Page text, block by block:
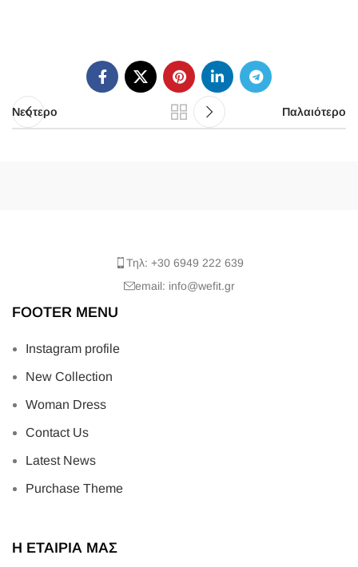
Νεότερο Παλαιότερο
Τηλ: +30 6949 222 639
email: info@wefit.gr
FOOTER MENU
Instagram profile
New Collection
Woman Dress
Contact Us
Latest News
Purchase Theme
Η ΕΤΑΙΡΙΑ ΜΑΣ